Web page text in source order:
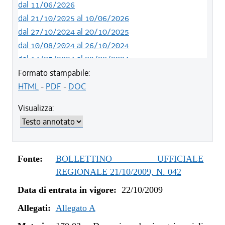
dal 11/06/2026
dal 21/10/2025 al 10/06/2026
dal 27/10/2024 al 20/10/2025
dal 10/08/2024 al 26/10/2024
dal 14/05/2024 al 09/08/2024
dal 12/08/2023 al 13/05/2024
dal 14/06/2022 al 11/08/2023
dal 12/08/2021 al 31/12/2021
dal 20/05/2021 al 11/08/2021
dal 01/01/2020 al 19/05/2021
dal 10/08/2019 al 31/12/2019
dal 11/07/2019 al 09/08/2019
dal 27/04/2017 al 15/08/2018
dal 01/01/2017 al 26/04/2017
dal 13/01/2016 al 31/12/2016
Formato stampabile:
HTML- PDF - DOC
Visualizza:
Fonte:
BOLLETTINO UFFICIALE
REGIONALE 21/10/2009, N. 042
Data di entrata in vigore: 22/10/2009
Allegati: Allegato A